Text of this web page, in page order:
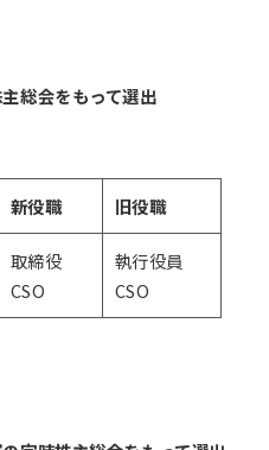
総会をもって選出
新役職 旧役職
取締役
CSO
執行役員
CSO